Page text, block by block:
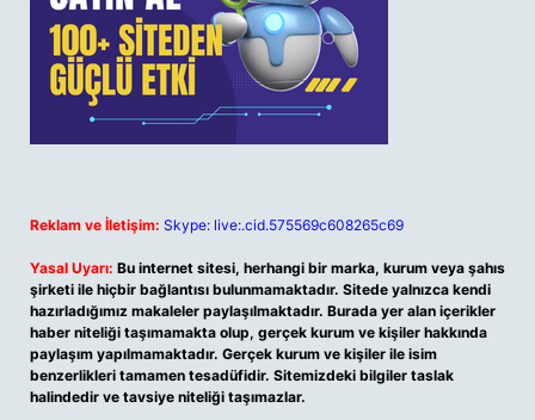
Reklam ve İletişim: Skype: live:.cid.575569c608265c69
Yasal Uyarı: Bu internet sitesi, herhangi bir marka, kurum veya şahıs
şirketi ile hiçbir bağlantısı bulunmamaktadır. Sitede yalnızca kendi
hazırladığımız makaleler paylaşılmaktadır. Burada yer alan içerikler
haber niteliği taşımamakta olup, gerçek kurum ve kişiler hakkında
paylaşım yapılmamaktadır. Gerçek kurum ve kişiler ile isim
benzerlikleri tamamen tesadüfidir. Sitemizdeki bilgiler taslak
halindedir ve tavsiye niteliği taşımazlar.